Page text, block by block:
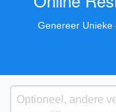
Genereer Unieke